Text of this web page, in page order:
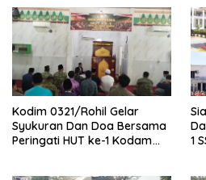
Kodim 0321/Rohil Gelar
Syukuran Dan Doa Bersama
Peringati HUT ke-1 Kodam
1